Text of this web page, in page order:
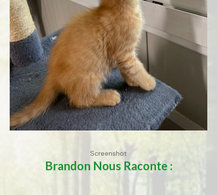
Screenshot
Brandon Nous Raconte :